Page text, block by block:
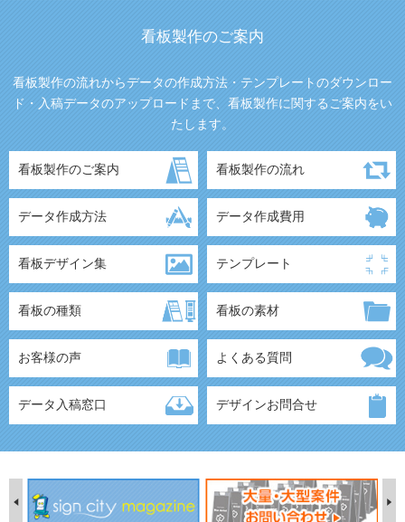
看板製作のご案内
看板製作の流れからデータの作成方法・テンプレートのダウンロー
ド・入稿データのアップロードまで、看板製作に関するご案内をい
たします。
看板製作のご案内 看板製作の流れ
データ作成方法 データ作成費用
看板デザイン集 テンプレート
看板の種類 看板の素材
お客様の声 よくある質問
データ入稿窓口 デザインお問合せ